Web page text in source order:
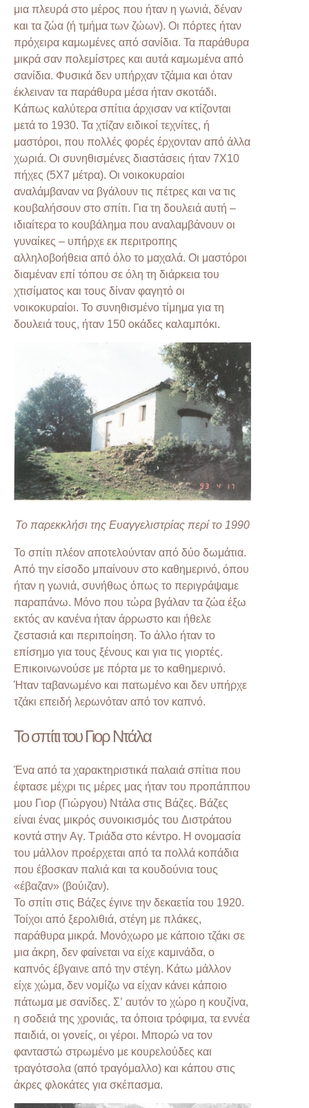
μια πλευρά στο μέρος που ήταν η γωνιά, δέναν
και τα ζώα (ή τμήμα των ζώων). Οι πόρτες ήταν
πρόχειρα καμωμένες από σανίδια. Τα παράθυρα
μικρά σαν πολεμίστρες και αυτά καμωμένα από
σανίδια. Φυσικά δεν υπήρχαν τζάμια και όταν
έκλειναν τα παράθυρα μέσα ήταν σκοτάδι.
Κάπως καλύτερα σπίτια άρχισαν να κτίζονται
μετά το 1930. Τα χτίζαν ειδικοί τεχνίτες, ή
μαστόροι, που πολλές φορές έρχονταν από άλλα
χωριά. Οι συνηθισμένες διαστάσεις ήταν 7Χ10
πήχες (5Χ7 μέτρα). Οι νοικοκυραίοι
αναλάμβαναν να βγάλουν τις πέτρες και να τις
κουβαλήσουν στο σπίτι. Για τη δουλειά αυτή –
ιδιαίτερα το κουβάλημα που αναλαμβάνουν οι
γυναίκες – υπήρχε εκ περιτροπης
αλληλοβοήθεια από όλο το μαχαλά. Οι μαστόροι
διαμέναν επί τόπου σε όλη τη διάρκεια του
χτισίματος και τους δίναν φαγητό οι
νοικοκυραίοι. Το συνηθισμένο τίμημα για τη
δουλειά τους, ήταν 150 οκάδες καλαμπόκι.
Το παρεκκλήσι της Ευαγγελιστρίας περί το 1990
Το σπίτι πλέον αποτελούνταν από δύο δωμάτια.
Από την είσοδο μπαίνουν στο καθημερινό, όπου
ήταν η γωνιά, συνήθως όπως το περιγράψαμε
παραπάνω. Μόνο που τώρα βγάλαν τα ζώα έξω
εκτός αν κανένα ήταν άρρωστο και ήθελε
ζεστασιά και περιποίηση. Το άλλο ήταν το
επίσημο για τους ξένους και για τις γιορτές.
Επικοινωνούσε με πόρτα με το καθημερινό.
Ήταν ταβανωμένο και πατωμένο και δεν υπήρχε
τζάκι επειδή λερωνόταν από τον καπνό.
Το σπίτι του Γιορ Ντάλα
Ένα από τα χαρακτηριστικά παλαιά σπίτια που
έφτασε μέχρι τις μέρες μας ήταν του προπάππου
μου Γιορ (Γιώργου) Ντάλα στις Βάζες. Βάζες
είναι ένας μικρός συνοικισμός του Διστράτου
κοντά στην Αγ. Τριάδα στο κέντρο. Η ονομασία
του μάλλον προέρχεται από τα πολλά κοπάδια
που έβοσκαν παλιά και τα κουδούνια τους
«έβαζαν» (βούιζαν).
Το σπίτι στις Βάζες έγινε την δεκαετία του 1920.
Τοίχοι από ξερολιθιά, στέγη με πλάκες,
παράθυρα μικρά. Μονόχωρο με κάποιο τζάκι σε
μια άκρη, δεν φαίνεται να είχε καμινάδα, ο
καπνός έβγαινε από την στέγη. Κάτω μάλλον
είχε χώμα, δεν νομίζω να είχαν κάνει κάποιο
πάτωμα με σανίδες. Σ’ αυτόν το χώρο η κουζίνα,
η σοδειά της χρονιάς, τα όποια τρόφιμα, τα εννέα
παιδιά, οι γονείς, οι γέροι. Μπορώ να τον
φανταστώ στρωμένο με κουρελούδες και
τραγότσολα (από τραγόμαλλο) και κάπου στις
άκρες φλοκάτες για σκέπασμα.